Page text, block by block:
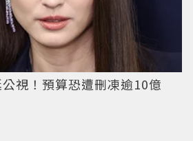
視！預算恐遭刪凍逾10億